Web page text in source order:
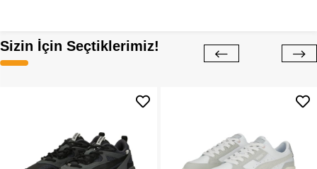
Sizin İçin Seçtiklerimiz!